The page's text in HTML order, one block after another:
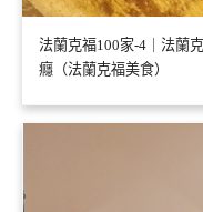
法蘭克福100家-4｜法蘭
癮（法蘭克福美食）